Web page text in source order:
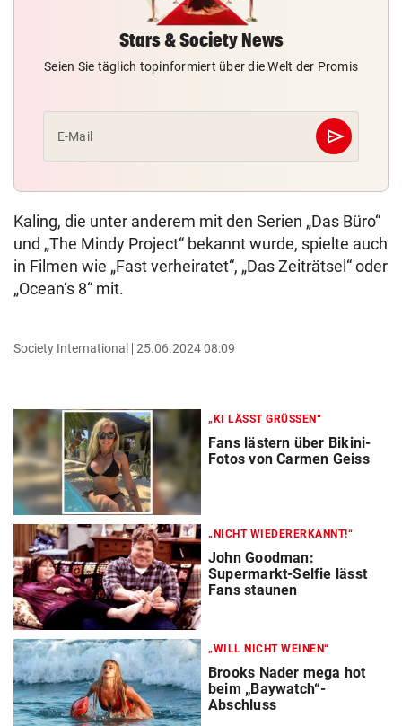
Stars & Society News
Seien Sie täglich topinformiert über die Welt der Promis
E-Mail send
Abschicken
Kaling, die unter anderem mit den Serien „Das Büro“
und „The Mindy Project“ bekannt wurde, spielte auch
in Filmen wie „Fast verheiratet“, „Das Zeiträtsel“ oder
„Ocean‘s 8“ mit.
Society International 25.06.2024 08:09
„KI LÄSST GRÜSSEN“
Fans lästern über Bikini-
Fotos von Carmen Geiss
„NICHT WIEDERERKANNT!“
John Goodman:
Supermarkt-Selfie lässt
Fans staunen
„WILL NICHT WEINEN“
Brooks Nader mega hot
beim „Baywatch“-
Abschluss